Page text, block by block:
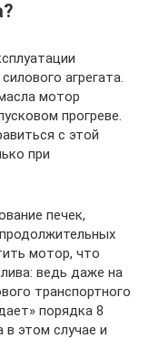
агрегата.
мотор
прогреве.
с этой
при
печек,
мотор, что
ведь даже на
транспортного
порядка 8
в этом случае и